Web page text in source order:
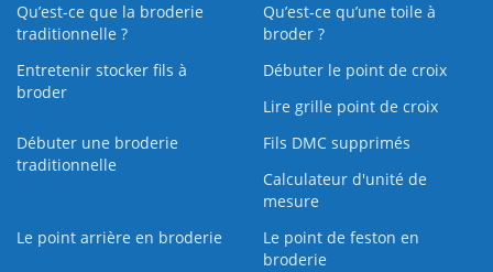
Qu’est-ce que la broderie
traditionnelle ?
Qu’est‑ce qu’une toile à
broder ?
Entretenir stocker fils à
broder
Débuter le point de croix
Lire grille point de croix
Débuter une broderie
traditionnelle
Fils DMC supprimés
Calculateur d'unité de
mesure
Le point arrière en broderie
Le point de feston en
broderie